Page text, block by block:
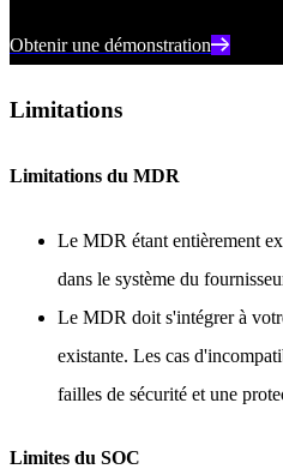
Obtenir une démonstration
Limitations
Limitations du MDR
Le MDR étant entièrement
dans le système du
Le MDR doit s'intégrer à
existante. Les cas
failles de sécurité et une
Limites du SOC